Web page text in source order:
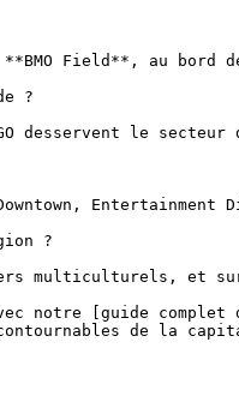
**BMO Field**, au
?
desservent le
?
multiculturels, et
notre [guide complet
de la